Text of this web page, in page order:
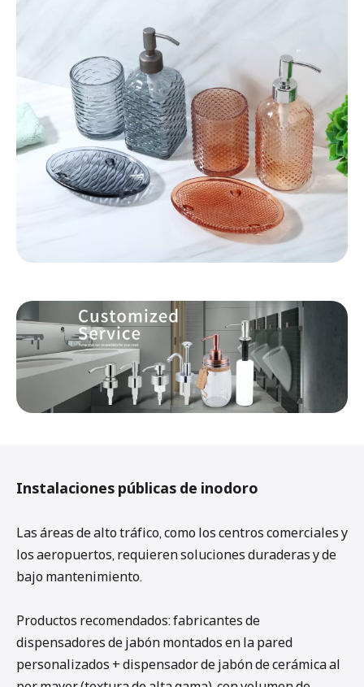
Instalaciones públicas de inodoro
Las áreas de alto tráfico, como los centros comerciales y
los aeropuertos, requieren soluciones duraderas y de
bajo mantenimiento.
Productos recomendados: fabricantes de
dispensadores de jabón montados en la pared
personalizados + dispensador de jabón de cerámica al